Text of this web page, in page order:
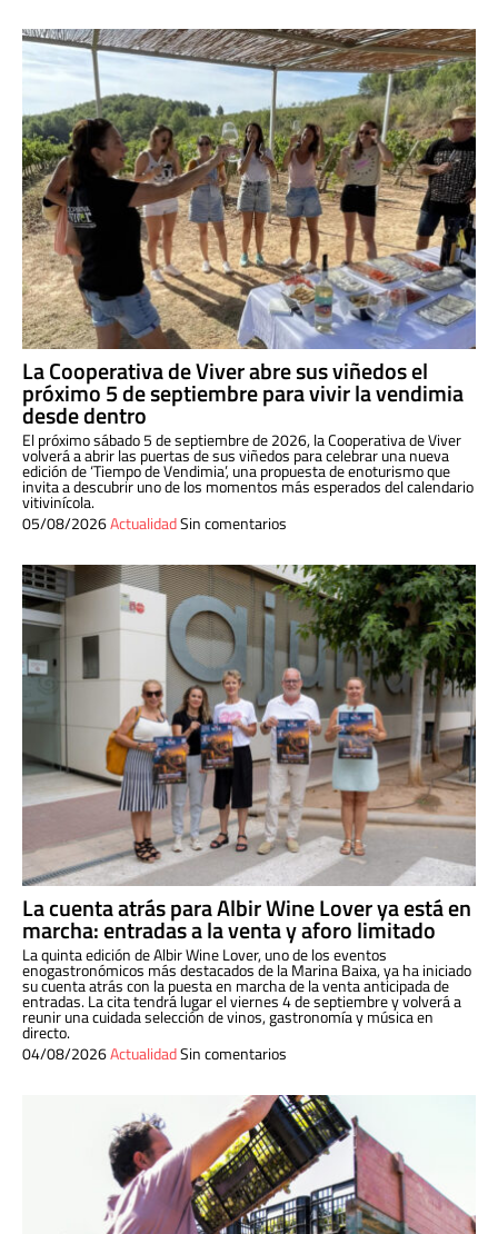
La Cooperativa de Viver abre sus viñedos el
próximo 5 de septiembre para vivir la vendimia
desde dentro
El próximo sábado 5 de septiembre de 2026, la Cooperativa de Viver
volverá a abrir las puertas de sus viñedos para celebrar una nueva
edición de ‘Tiempo de Vendimia’, una propuesta de enoturismo que
invita a descubrir uno de los momentos más esperados del calendario
vitivinícola.
05/08/2026ActualidadSin comentarios
La cuenta atrás para Albir Wine Lover ya está en
marcha: entradas a la venta y aforo limitado
La quinta edición de Albir Wine Lover, uno de los eventos
enogastronómicos más destacados de la Marina Baixa, ya ha iniciado
su cuenta atrás con la puesta en marcha de la venta anticipada de
entradas. La cita tendrá lugar el viernes 4 de septiembre y volverá a
reunir una cuidada selección de vinos, gastronomía y música en
directo.
04/08/2026ActualidadSin comentarios